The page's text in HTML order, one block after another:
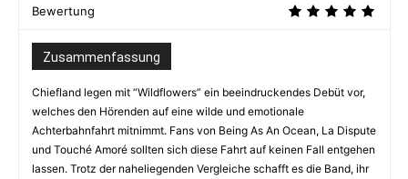
Bewertung
Zusammenfassung
Chiefland legen mit “Wildflowers” ein beeindruckendes Debüt vor,
welches den Hörenden auf eine wilde und emotionale
Achterbahnfahrt mitnimmt. Fans von Being As An Ocean, La Dispute
und Touché Amoré sollten sich diese Fahrt auf keinen Fall entgehen
lassen. Trotz der naheliegenden Vergleiche schafft es die Band, ihr